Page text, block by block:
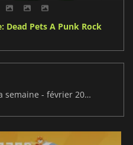
Dead Pets A Punk Rock
Les sorties de jeux vidéo de la semaine - février 2026 (semaine 6)